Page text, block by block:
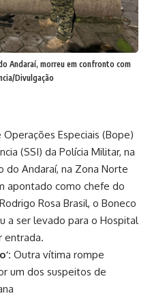
Andaraí, morreu em confronto com
Divulgação
Especiais (Bope)
(SSI) da Polícia Militar, na
Andaraí, na Zona Norte
apontado como chefe do
Rosa Brasil, o Boneco
a ser levado para o Hospital
entrada.
Outra vítima rompe
um dos suspeitos de